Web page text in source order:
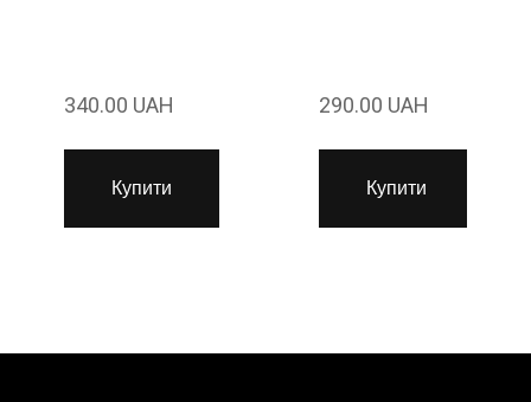
340.00 UAH
Купити
290.00 UAH
Купити